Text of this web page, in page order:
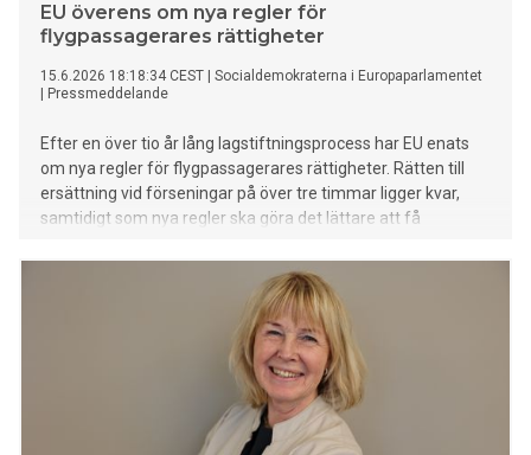
EU överens om nya regler för
flygpassagerares rättigheter
15.6.2026 18:18:34 CEST
Socialdemokraterna i Europaparlamentet
Pressmeddelande
Efter en över tio år lång lagstiftningsprocess har EU enats
om nya regler för flygpassagerares rättigheter. Rätten till
ersättning vid förseningar på över tre timmar ligger kvar,
samtidigt som nya regler ska göra det lättare att få
att barn ska få sitta med sina föräldrar.